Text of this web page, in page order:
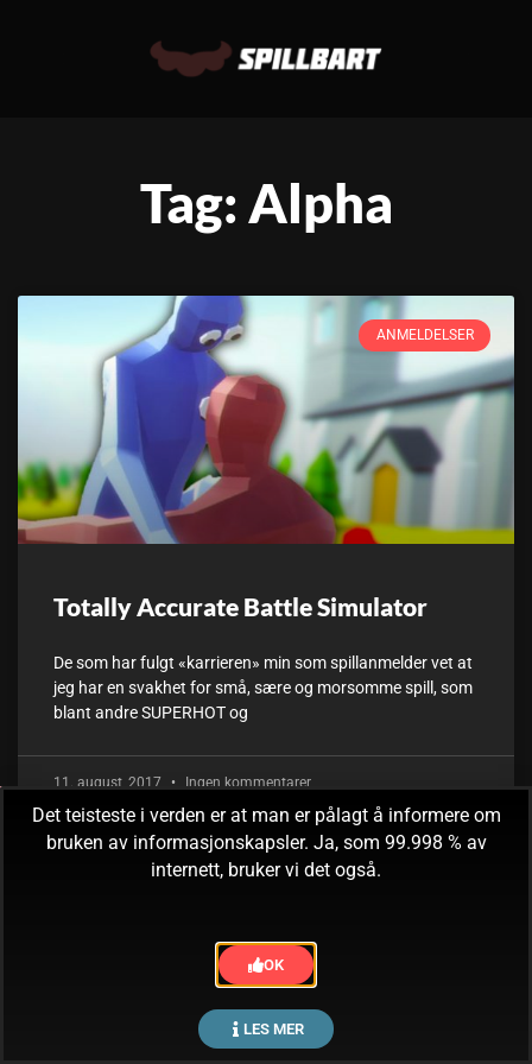
Tag: Alpha
ANMELDELSER
Totally Accurate Battle Simulator
De som har fulgt «karrieren» min som spillanmelder vet at
jeg har en svakhet for små, sære og morsomme spill, som
blant andre SUPERHOT og
11. august, 2017 Ingen kommentarer
Det teisteste i verden er at man er pålagt å informere om
bruken av informasjonskapsler. Ja, som 99.998 % av
internett, bruker vi det også.
OK
LES MER